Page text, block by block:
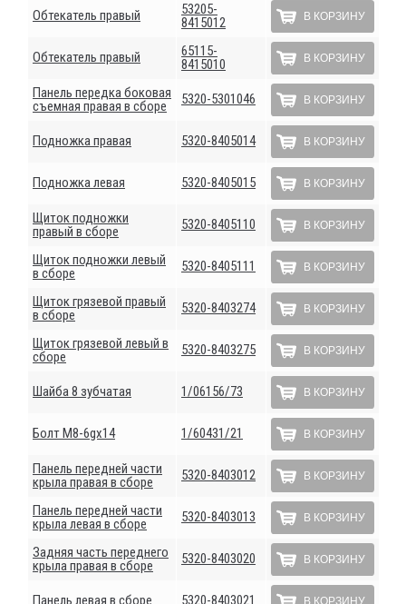
Обтекатель правый
53205-
8415012
В КОРЗИНУ
Обтекатель правый
65115-
8415010
В КОРЗИНУ
Панель передка боковая
съемная правая в сборе
5320-5301046 В КОРЗИНУ
Подножка правая 5320-8405014 В КОРЗИНУ
Подножка левая 5320-8405015 В КОРЗИНУ
Щиток подножки
правый в сборе
5320-8405110 В КОРЗИНУ
Щиток подножки левый
в сборе
5320-8405111 В КОРЗИНУ
Щиток грязевой правый
в сборе
5320-8403274 В КОРЗИНУ
Щиток грязевой левый в
сборе
5320-8403275 В КОРЗИНУ
Шайба 8 зубчатая 1/06156/73 В КОРЗИНУ
Болт М8-6gх14 1/60431/21 В КОРЗИНУ
Панель передней части
крыла правая в сборе
5320-8403012 В КОРЗИНУ
Панель передней части
крыла левая в сборе
5320-8403013 В КОРЗИНУ
Задняя часть переднего
крыла правая в сборе
5320-8403020 В КОРЗИНУ